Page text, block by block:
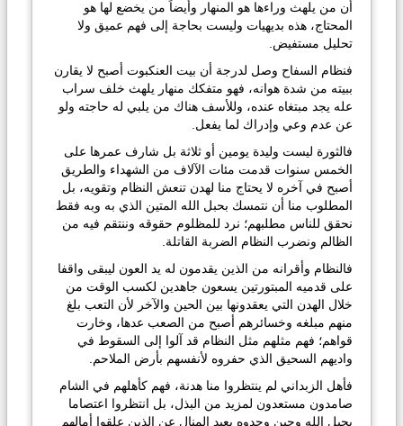
أن من يلهث وراءها هو المنهار وأيضاً من يخضع لها هو
المحتاج، هذه بديهيات وليست بحاجة إلى فهم عميق ولا
تحليل مستفيض.
فنظام السفاح وصل لدرجة أن بيت العنكبوت أصبح لا يقارن
ببيته من شدة هوانه، فهو متفكك منهار يلهث خلف سراب
عله يجد مبتغاه عنده، وللأسف هناك من يلبي له حاجته ولو
عن عدم وعي وإدراك لما يفعل.
فالثورة ليست وليدة يومين أو ثلاثة بل شارف عمرها على
الخمس سنوات قدمت مئات الآلاف من الشهداء والطريق
أصبح في آخره لا يحتاج منا لهدن تنعش النظام وتقويه، بل
المطلوب منا أن نتمسك بحبل الله المتين الذي به وبه فقط
نحقق للناس مطلبهم؛ نرد للمظلوم حقوقه وننتقم فيه من
الظالم ونضرب النظام الضربة القاتلة.
فالنظام وأقرانه من الذين يقدمون له يد العون ليبقى واقفا
على قدميه المبتورتين يسعون جاهدين لكسب الوقت من
خلال الهدن التي يعقدونها بين الحين والآخر لأن التعب بلغ
منهم مبلغه وخسائرهم أصبح من الصعب عدها، وخارت
قواهم؛ فهم مثلهم مثل النظام قد آلوا إلى السقوط في
واديهم السحيق الذي حفروه لأنفسهم بأرض الملاحم.
فأهل الزبداني لم ينتظروا منا هدنة، فهم كأهلهم في الشام
صامدون مستعدون لمزيد من البذل، بل انتظروا اعتصاما
بحبل الله وحين وجدوه بعيد المنال عن الذين علقوا أمالهم